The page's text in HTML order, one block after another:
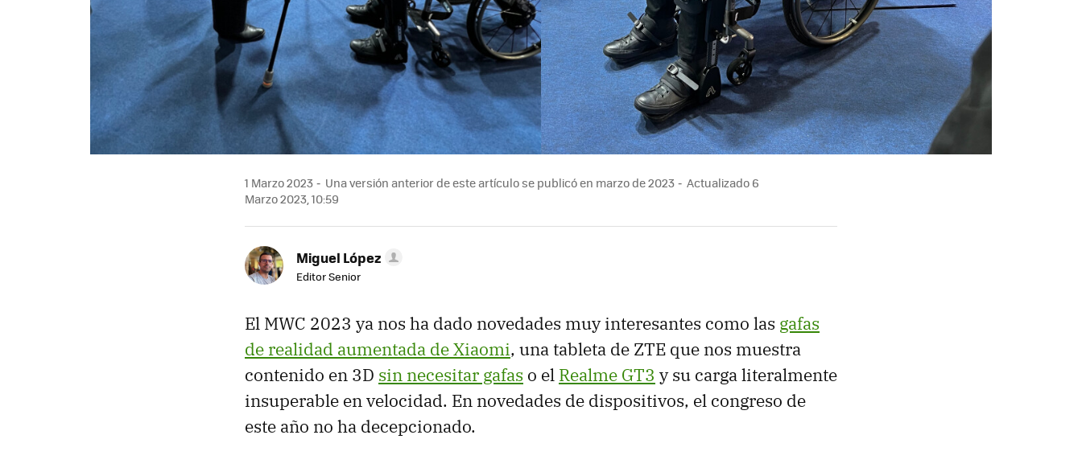
1 Marzo 2023 Una versión anterior de este artículo se publicó en marzo de 2023
Actualizado 6
Marzo 2023, 10:59
Miguel López
Editor Senior
El MWC 2023 ya nos ha dado novedades muy interesantes como las gafas
de realidad aumentada de Xiaomi, una tableta de ZTE que nos muestra
contenido en 3D sin necesitar gafas o el Realme GT3 y su carga literalmente
insuperable en velocidad. En novedades de dispositivos, el congreso de
este año no ha decepcionado.